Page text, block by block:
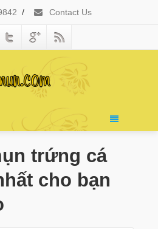
/ Contact Us
trứng cá
cho bạn